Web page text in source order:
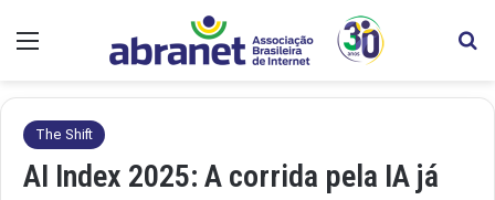
Menu
The Shift
AI Index 2025: A corrida pela IA já